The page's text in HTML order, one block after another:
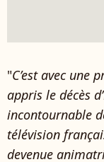
"C’est avec une
appris le décès
incontournable
télévision
devenue